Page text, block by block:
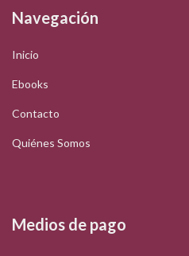
Navegación
Inicio
Ebooks
Contacto
Quiénes Somos
Medios de pago